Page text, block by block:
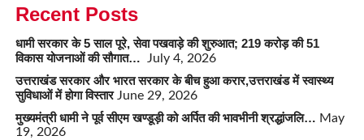
Recent Posts
धामी सरकार के 5 साल पूरे, सेवा पखवाड़े की शुरुआत; 219 करोड़ की 51
विकास योजनाओं की सौगात… July 4, 2026
उत्तराखंड सरकार और भारत सरकार के बीच हुआ करार,उत्तराखंड में स्वास्थ्य
सुविधाओं में होगा विस्तार June 29, 2026
मुख्यमंत्री धामी ने पूर्व सीएम खण्डूड़ी को अर्पित की भावभीनी श्रद्धांजलि… May
19, 2026